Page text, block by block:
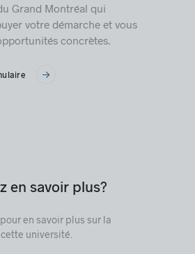
Grand Montréal qui
votre démarche et vous
concrètes.
en savoir plus?
en savoir plus sur la
université.